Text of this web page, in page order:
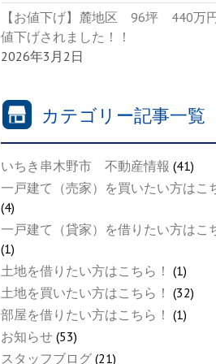
【お値下げ】麓地区 96坪 440万
値下げされました！！
2026年3月2日
カテゴリー記事一覧
いちき串木野市 不動産情報 (41)
一戸建て（売家）を買いたい方はこ
(4)
一戸建て（貸家）を借りたい方はこ
(1)
土地を借りたい方はこちら！ (1)
土地を買いたい方はこちら！ (32)
部屋を借りたい方はこちら！ (1)
お知らせ (53)
スタッフブログ (21)